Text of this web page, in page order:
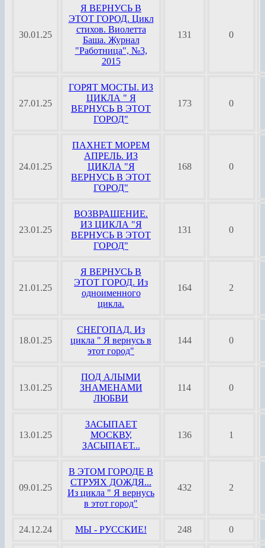
30.01.25
Я ВЕРНУСЬ В
ЭТОТ ГОРОД. Цикл
стихов. Виолетта
Баша. Журнал
"Работница", №3,
2015
131 0
27.01.25
ГОРЯТ МОСТЫ. ИЗ
ЦИКЛА " Я
ВЕРНУСЬ В ЭТОТ
ГОРОД"
173 0
24.01.25
ПАХНЕТ МОРЕМ
АПРЕЛЬ. ИЗ
ЦИКЛА "Я
ВЕРНУСЬ В ЭТОТ
ГОРОД"
168 0
23.01.25
ВОЗВРАЩЕНИЕ.
ИЗ ЦИКЛА "Я
ВЕРНУСЬ В ЭТОТ
ГОРОД"
131 0
21.01.25
Я ВЕРНУСЬ В
ЭТОТ ГОРОД. Из
одноименного
цикла.
164 2
18.01.25
СНЕГОПАД. Из
цикла " Я вернусь в
этот город"
144 0
13.01.25
ПОД АЛЫМИ
ЗНАМЕНАМИ
ЛЮБВИ
114 0
13.01.25
ЗАСЫПАЕТ
МОСКВУ,
ЗАСЫПАЕТ...
136 1
09.01.25
В ЭТОМ ГОРОДЕ В
СТРУЯХ ДОЖДЯ...
Из цикла " Я вернусь
в этот город"
432 2
24.12.24 МЫ - РУССКИЕ! 248 0